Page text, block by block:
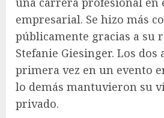
empresarial. Se hizo más
públicamente gracias a su
Stefanie Giesinger. Los
primera vez en un evento
lo demás mantuvieron su
privado.